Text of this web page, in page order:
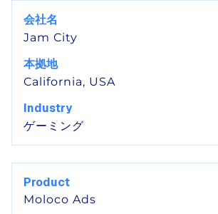
会社名
Jam City
本拠地
California, USA
Industry
ゲーミング
Product
Moloco Ads